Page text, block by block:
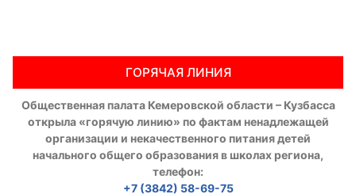
ГОРЯЧАЯ ЛИНИЯ
Общественная палата Кемеровской области – Кузбасса
открыла «горячую линию» по фактам ненадлежащей
организации и некачественного питания детей
начального общего образования в школах региона,
телефон:
+7 (3842) 58-69-75